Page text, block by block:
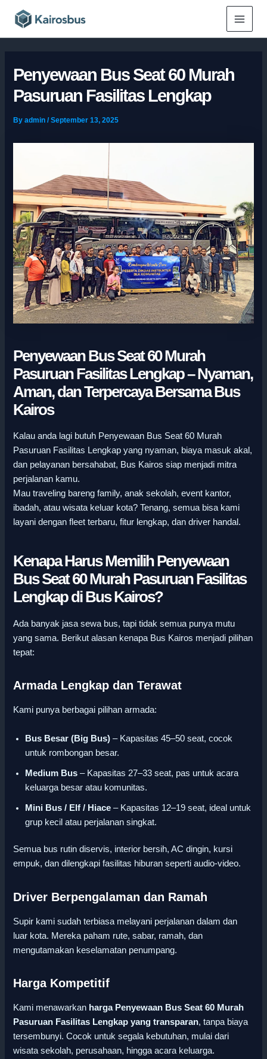
Main
Menu
Penyewaan Bus Seat 60 Murah
Pasuruan Fasilitas Lengkap
Byadmin/September 13, 2025
Penyewaan Bus Seat 60 Murah
Pasuruan Fasilitas Lengkap – Nyaman,
Aman, dan Terpercaya Bersama Bus
Kairos
Kalau anda lagi butuh Penyewaan Bus Seat 60 Murah
Pasuruan Fasilitas Lengkap yang nyaman, biaya masuk akal,
dan pelayanan bersahabat, Bus Kairos siap menjadi mitra
perjalanan kamu.
Mau traveling bareng family, anak sekolah, event kantor,
ibadah, atau wisata keluar kota? Tenang, semua bisa kami
layani dengan fleet terbaru, fitur lengkap, dan driver handal.
Kenapa Harus Memilih Penyewaan
Bus Seat 60 Murah Pasuruan Fasilitas
Lengkap di Bus Kairos?
Ada banyak jasa sewa bus, tapi tidak semua punya mutu
yang sama. Berikut alasan kenapa Bus Kairos menjadi pilihan
tepat:
Armada Lengkap dan Terawat
Kami punya berbagai pilihan armada:
Bus Besar (Big Bus) – Kapasitas 45–50 seat, cocok
untuk rombongan besar.
Medium Bus – Kapasitas 27–33 seat, pas untuk acara
keluarga besar atau komunitas.
Mini Bus / Elf / Hiace – Kapasitas 12–19 seat, ideal untuk
grup kecil atau perjalanan singkat.
Semua bus rutin diservis, interior bersih, AC dingin, kursi
empuk, dan dilengkapi fasilitas hiburan seperti audio-video.
Driver Berpengalaman dan Ramah
Supir kami sudah terbiasa melayani perjalanan dalam dan
luar kota. Mereka paham rute, sabar, ramah, dan
mengutamakan keselamatan penumpang.
Harga Kompetitif
Kami menawarkan harga Penyewaan Bus Seat 60 Murah
Pasuruan Fasilitas Lengkap yang transparan, tanpa biaya
tersembunyi. Cocok untuk segala kebutuhan, mulai dari
wisata sekolah, perusahaan, hingga acara keluarga.